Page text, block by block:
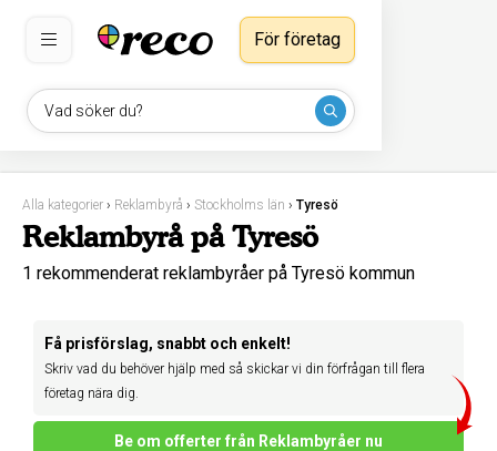
Vad söker du?
För företag
Alla kategorier › Reklambyrå › Stockholms län › Tyresö
Reklambyrå på Tyresö
1 rekommenderat reklambyråer på Tyresö kommun
Få prisförslag, snabbt och enkelt!
Skriv vad du behöver hjälp med så skickar vi din förfrågan till flera
företag nära dig.
Be om offerter från Reklambyråer nu